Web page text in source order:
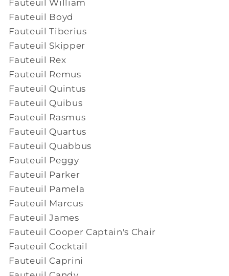
Fauteuil William
Fauteuil Boyd
Fauteuil Tiberius
Fauteuil Skipper
Fauteuil Rex
Fauteuil Remus
Fauteuil Quintus
Fauteuil Quibus
Fauteuil Rasmus
Fauteuil Quartus
Fauteuil Quabbus
Fauteuil Peggy
Fauteuil Parker
Fauteuil Pamela
Fauteuil Marcus
Fauteuil James
Fauteuil Cooper Captain's Chair
Fauteuil Cocktail
Fauteuil Caprini